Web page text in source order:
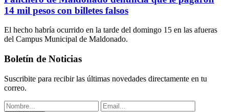
14 mil pesos con billetes falsos
El hecho habría ocurrido en la tarde del domingo 15 en las afueras
del Campus Municipal de Maldonado.
Boletín de Noticias
Suscribite para recibir las últimas novedades directamente en tu
correo.